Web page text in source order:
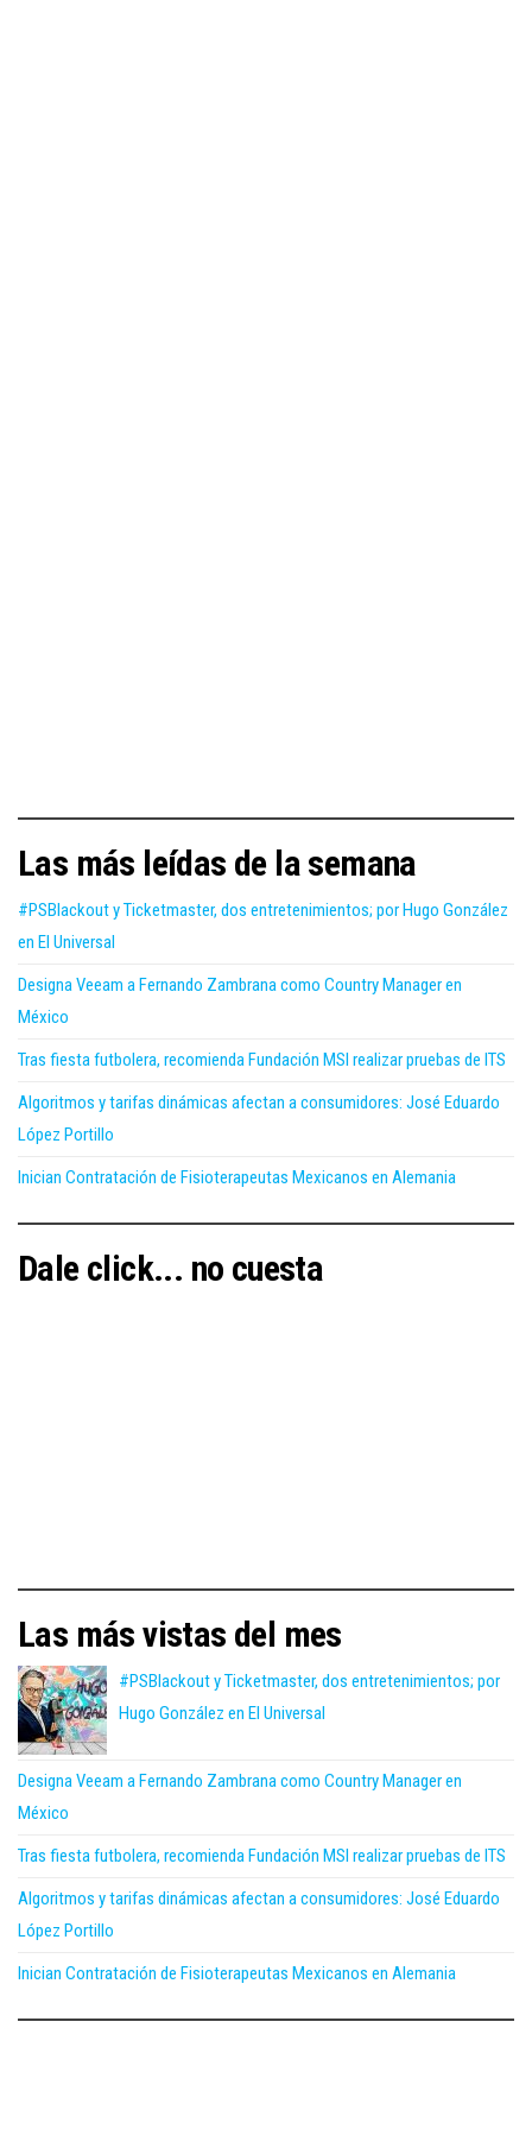
Las más leídas de la semana
#PSBlackout y Ticketmaster, dos entretenimientos; por Hugo González
en El Universal
Designa Veeam a Fernando Zambrana como Country Manager en
México
Tras fiesta futbolera, recomienda Fundación MSI realizar pruebas de ITS
Algoritmos y tarifas dinámicas afectan a consumidores: José Eduardo
López Portillo
Inician Contratación de Fisioterapeutas Mexicanos en Alemania
Dale click... no cuesta
Las más vistas del mes
#PSBlackout y Ticketmaster, dos entretenimientos; por
Hugo González en El Universal
Designa Veeam a Fernando Zambrana como Country Manager en
México
Tras fiesta futbolera, recomienda Fundación MSI realizar pruebas de ITS
Algoritmos y tarifas dinámicas afectan a consumidores: José Eduardo
López Portillo
Inician Contratación de Fisioterapeutas Mexicanos en Alemania